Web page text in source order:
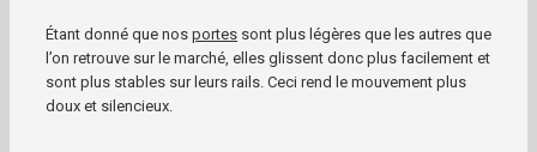
Étant donné que nos portes sont plus légères que les autres que
l’on retrouve sur le marché, elles glissent donc plus facilement et
sont plus stables sur leurs rails. Ceci rend le mouvement plus
doux et silencieux.